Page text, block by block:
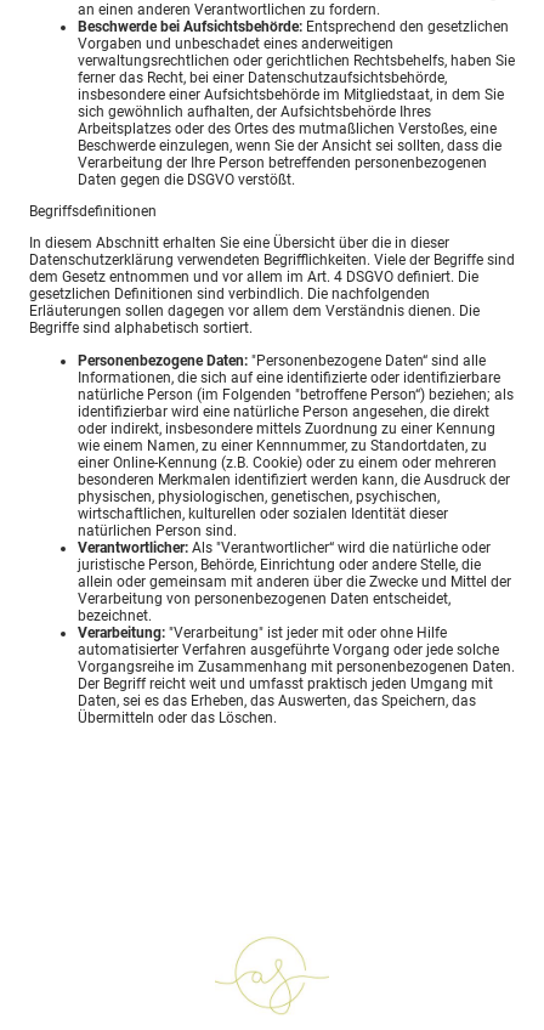
an einen anderen Verantwortlichen zu fordern.
Beschwerde bei Aufsichtsbehörde: Entsprechend den gesetzlichen
Vorgaben und unbeschadet eines anderweitigen
verwaltungsrechtlichen oder gerichtlichen Rechtsbehelfs, haben Sie
ferner das Recht, bei einer Datenschutzaufsichtsbehörde,
insbesondere einer Aufsichtsbehörde im Mitgliedstaat, in dem Sie
sich gewöhnlich aufhalten, der Aufsichtsbehörde Ihres
Arbeitsplatzes oder des Ortes des mutmaßlichen Verstoßes, eine
Beschwerde einzulegen, wenn Sie der Ansicht sei sollten, dass die
Verarbeitung der Ihre Person betreffenden personenbezogenen
Daten gegen die DSGVO verstößt.
Begriffsdefinitionen
In diesem Abschnitt erhalten Sie eine Übersicht über die in dieser
Datenschutzerklärung verwendeten Begrifflichkeiten. Viele der Begriffe sind
dem Gesetz entnommen und vor allem im Art. 4 DSGVO definiert. Die
gesetzlichen Definitionen sind verbindlich. Die nachfolgenden
Erläuterungen sollen dagegen vor allem dem Verständnis dienen. Die
Begriffe sind alphabetisch sortiert.
Personenbezogene Daten: "Personenbezogene Daten“ sind alle
Informationen, die sich auf eine identifizierte oder identifizierbare
natürliche Person (im Folgenden "betroffene Person“) beziehen; als
identifizierbar wird eine natürliche Person angesehen, die direkt
oder indirekt, insbesondere mittels Zuordnung zu einer Kennung
wie einem Namen, zu einer Kennnummer, zu Standortdaten, zu
einer Online-Kennung (z.B. Cookie) oder zu einem oder mehreren
besonderen Merkmalen identifiziert werden kann, die Ausdruck der
physischen, physiologischen, genetischen, psychischen,
wirtschaftlichen, kulturellen oder sozialen Identität dieser
natürlichen Person sind.
Verantwortlicher: Als "Verantwortlicher“ wird die natürliche oder
juristische Person, Behörde, Einrichtung oder andere Stelle, die
allein oder gemeinsam mit anderen über die Zwecke und Mittel der
Verarbeitung von personenbezogenen Daten entscheidet,
bezeichnet.
Verarbeitung: "Verarbeitung" ist jeder mit oder ohne Hilfe
automatisierter Verfahren ausgeführte Vorgang oder jede solche
Vorgangsreihe im Zusammenhang mit personenbezogenen Daten.
Der Begriff reicht weit und umfasst praktisch jeden Umgang mit
Daten, sei es das Erheben, das Auswerten, das Speichern, das
Übermitteln oder das Löschen.